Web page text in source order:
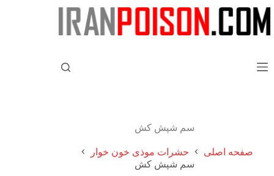
سم شپش کش
صفحه اصلی
حشرات موذی خون خوار
سم شپش کش